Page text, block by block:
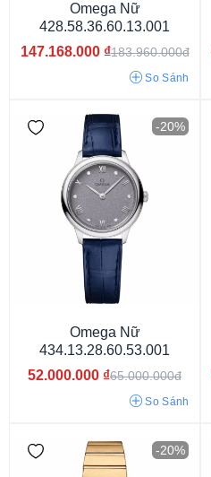
Nhật
Unisex
Omega Nữ
428.58.36.60.13.001
147.168.000 ₫183.960.000đ
So Sánh
-20%
Omega Nữ
434.13.28.60.53.001
52.000.000 ₫65.000.000đ
So Sánh
-20%